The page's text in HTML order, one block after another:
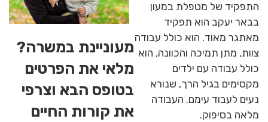
התפקיד של מטפלת במעון
בבאר יעקב הוא תפקיד
מאתגר מאוד. הוא כולל עבודה
צוות, מתן תמיכה והכוונה, הוא
כולל עבודה עם ילדים
מקסימים בגיל הרך, שנורא
נעים לעבוד עימם. העבודה
מלאה בסיפוק.
מעוניינת במשרה?
מלאי את הפרטים
בטופס הבא וצרפי
את קורות החיים